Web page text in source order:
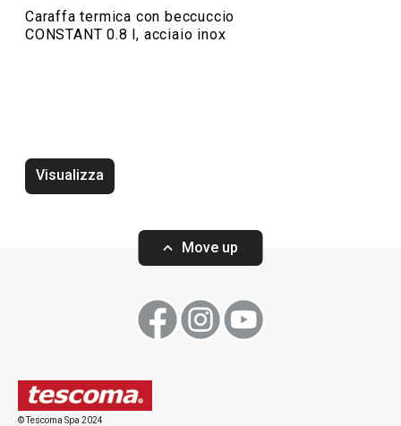
CREAM 1,0 l, acciaio inox
Tutti i prodotti della linea CONSTANT
Caraffa termica con beccuccio
CONSTANT 0.8 l, acciaio inox
Visualizza
Move up
© Tescoma Spa 2024